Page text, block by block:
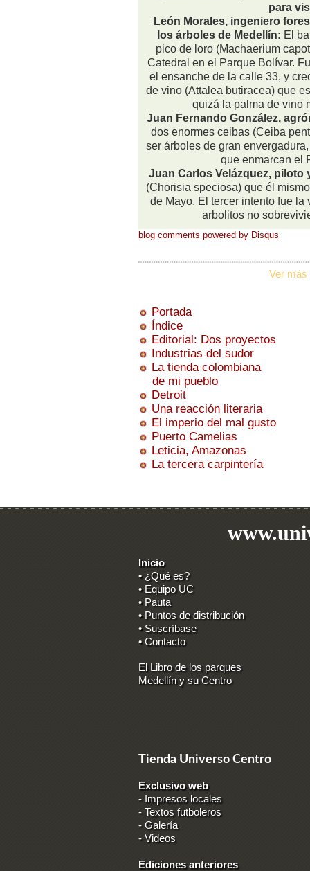
para
León Morales, ingeniero
los árboles de Medellín: El
pico de loro (Machaerium
Catedral en el Parque Bolívar.
el ensanche de la calle 33, y
de vino (Attalea butiracea) que
quizá la palma de vino
Juan Fernando González,
dos enormes ceibas (Ceiba
ser árboles de gran
que enmarcan el
Juan Carlos Velázquez, piloto
(Chorisia speciosa) que él
de Mayo. El tercer intento fue
arbolitos no
blog comments powered by Disqus
Ver más
Portada
Índice
Editorial: Dos proyectos
Industrias del sudor
La tienda colombiana
de mi pueblo
Detroit
Una reacción literaria
El imperio del mal gusto
Puerto Camelias
Leticia, Amazonas
La tercera carpintería
Inicio
• ¿Qué es?
• Equipo UC
• Pauta
• Puntos de distribución
• Suscríbase
• Contacto
El Libro de los parques
Medellín y su Centro
Tienda Universo Centro
Exclusivo web
- Impresos locales
- Textos futboleros
-Galería
-Videos
Ediciones anteriores